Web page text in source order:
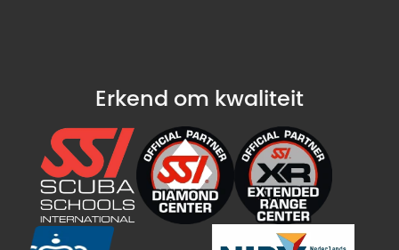
Erkend om kwaliteit